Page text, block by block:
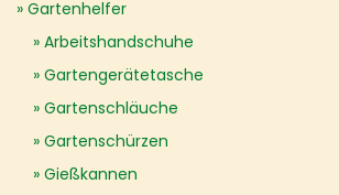
Gartenhelfer
Arbeitshandschuhe
Gartengerätetasche
Gartenschläuche
Gartenschürzen
Gießkannen